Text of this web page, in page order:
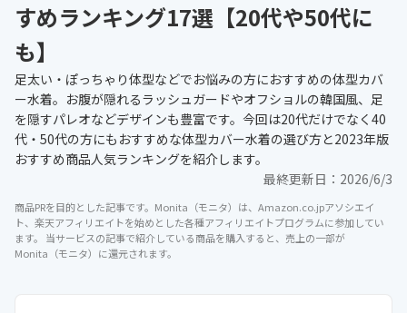
すめランキング17選【20代や50代に
も】
足太い・ぽっちゃり体型などでお悩みの方におすすめの体型カバ
ー水着。お腹が隠れるラッシュガードやオフショルの韓国風、足
を隠すパレオなどデザインも豊富です。今回は20代だけでなく40
代・50代の方にもおすすめな体型カバー水着の選び方と2023年版
おすすめ商品人気ランキングを紹介します。
最終更新日： 2026/6/3
商品PRを目的とした記事です。Monita（モニタ）は、Amazon.co.jpアソシエイ
ト、楽天アフィリエイトを始めとした各種アフィリエイトプログラムに参加してい
ます。 当サービスの記事で紹介している商品を購入すると、売上の一部が
Monita（モニタ）に還元されます。